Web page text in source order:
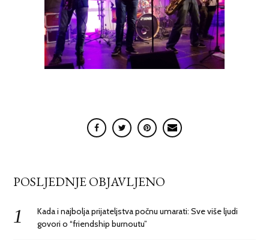
POSLJEDNJE OBJAVLJENO
Kada i najbolja prijateljstva počnu umarati: Sve više ljudi
govori o “friendship burnoutu”